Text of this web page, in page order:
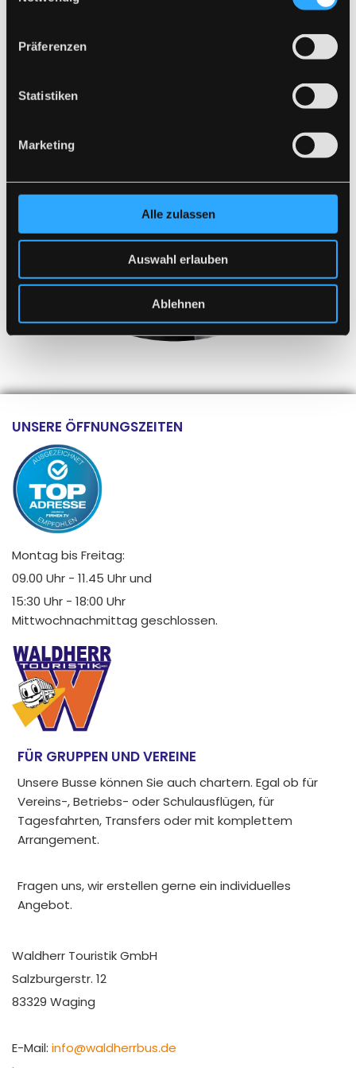
Präferenzen
Statistiken
Marketing
Alle zulassen
Auswahl erlauben
Ablehnen
UNSERE ÖFFNUNGSZEITEN
Montag bis Freitag:
09.00 Uhr - 11.45 Uhr und
15:30 Uhr - 18:00 Uhr
Mittwochnachmittag geschlossen.
FÜR GRUPPEN UND VEREINE
Unsere Busse können Sie auch chartern. Egal ob für
Vereins-, Betriebs- oder Schulausflügen, für
Tagesfahrten, Transfers oder mit komplettem
Arrangement.
Fragen uns, wir erstellen gerne ein individuelles
Angebot.
Waldherr Touristik GmbH
Salzburgerstr. 12
83329 Waging
E-Mail: info@waldherrbus.de